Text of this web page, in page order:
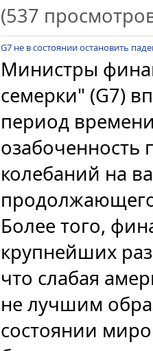
(537
G7 не в состоянии остановить
Министры
семерки" (G7)
период
озабоченность
колебаний на
Более того,
крупнейших
что слабая
не лучшим
состоянии